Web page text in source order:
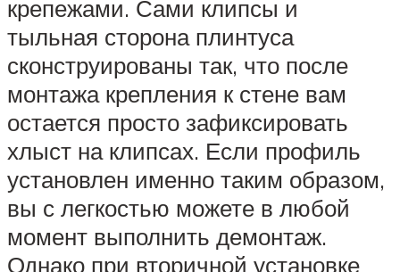
крепежами. Сами клипсы и
тыльная сторона плинтуса
сконструированы так, что после
монтажа крепления к стене вам
остается просто зафиксировать
хлыст на клипсах. Если профиль
установлен именно таким образом,
вы с легкостью можете в любой
момент выполнить демонтаж.
Однако при вторичной установке